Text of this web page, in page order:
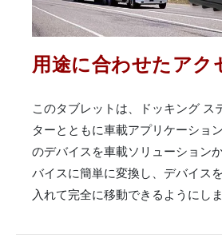
用途に合わせたアク
このタブレットは、ドッキング ス
ターとともに車載アプリケーショ
のデバイスを車載ソリューション
バイスに簡単に変換し、デバイス
入れて完全に移動できるようにしま